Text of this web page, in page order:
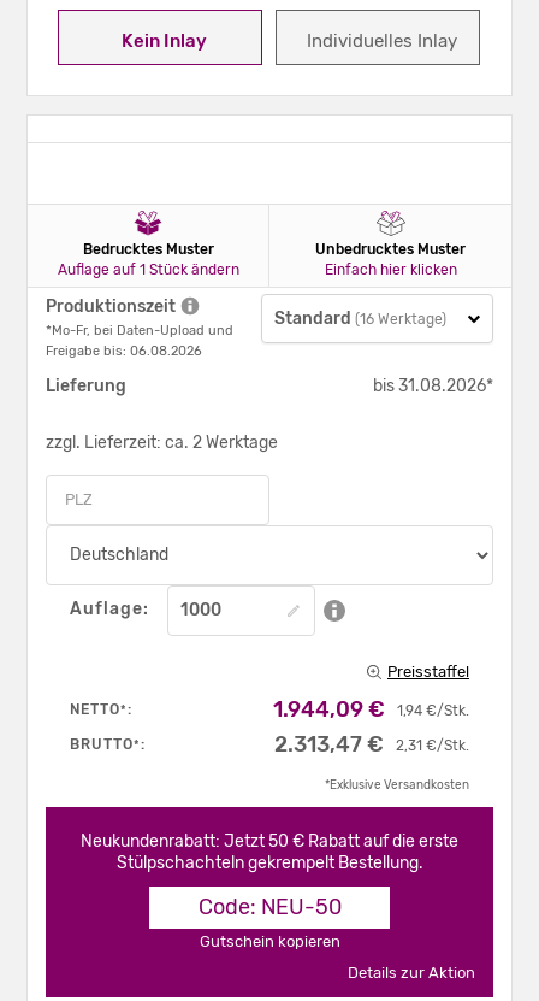
Kein Inlay Individuelles Inlay
Bedrucktes Muster
Auflage auf 1 Stück ändern
Unbedrucktes Muster
Einfach hier klicken
Produktionszeit
*Mo-Fr, bei Daten-Upload und
Freigabe bis: 06.08.2026
Standard (16 Werktage)
Lieferung bis 31.08.2026*
zzgl. Lieferzeit: ca. 2 Werktage
Auflage:
Preisstaffel
NETTO*: 1,94 €/Stk.
1.944,09 €
BRUTTO*: 2,31 €/Stk.
2.313,47 €
*Exklusive Versandkosten
Neukundenrabatt: Jetzt 50 € Rabatt auf die erste
Stülpschachteln gekrempelt Bestellung.
Code: NEU-50
Gutschein kopieren
Details zur Aktion